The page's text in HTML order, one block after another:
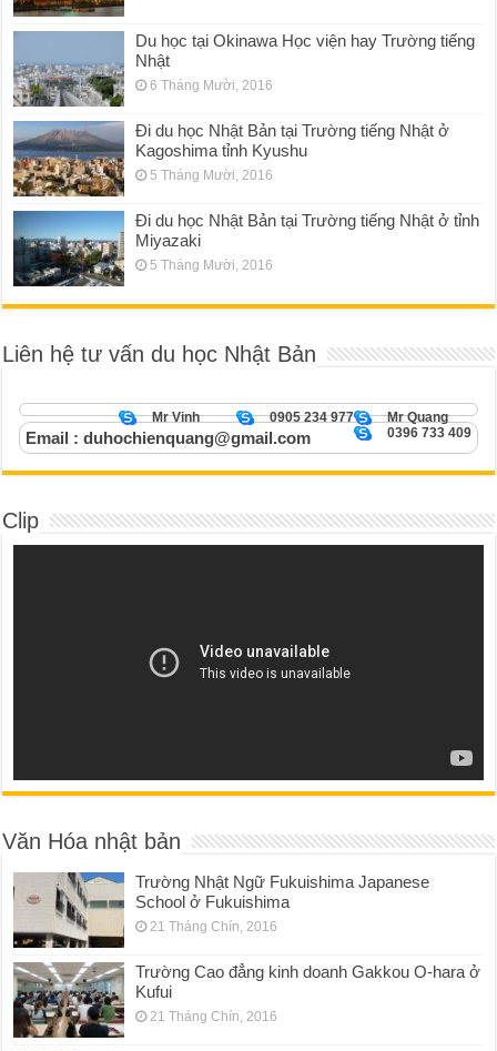
Du học tại Okinawa Học viện hay Trường tiếng
Nhật
6 Tháng Mười, 2016
Đi du học Nhật Bản tại Trường tiếng Nhật ở
Kagoshima tỉnh Kyushu
5 Tháng Mười, 2016
Đi du học Nhật Bản tại Trường tiếng Nhật ở tỉnh
Miyazaki
5 Tháng Mười, 2016
Liên hệ tư vấn du học Nhật Bản
Mr Quang
0905 234 977
Mr Vinh
0396 733 409
Email : duhochienquang@gmail.com
Clip
Văn Hóa nhật bản
Trường Nhật Ngữ Fukuishima Japanese
School ở Fukuishima
21 Tháng Chín, 2016
Trường Cao đẳng kinh doanh Gakkou O-hara ở
Kufui
21 Tháng Chín, 2016